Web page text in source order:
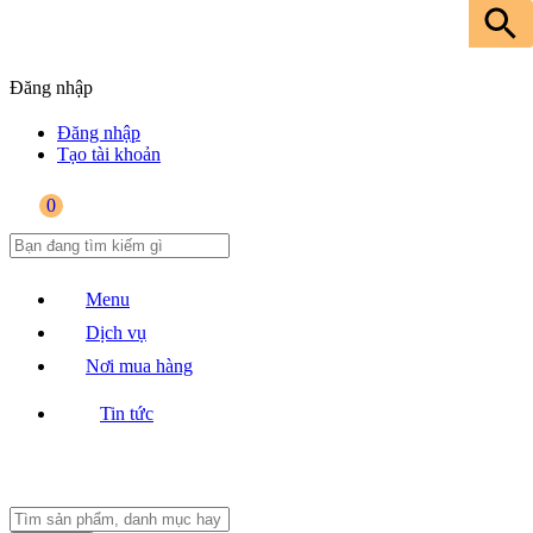
Đăng nhập
Đăng nhập
Tạo tài khoản
0
Menu
Dịch vụ
Nơi mua hàng
Tin tức